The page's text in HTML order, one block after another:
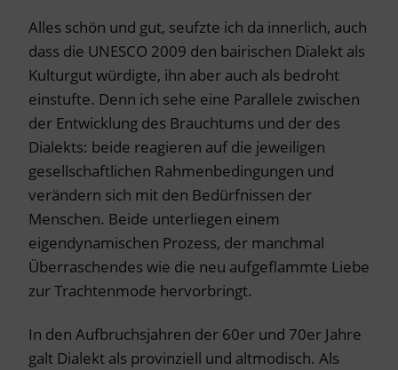
Alles schön und gut, seufzte ich da innerlich, auch
dass die UNESCO 2009 den bairischen Dialekt als
Kulturgut würdigte, ihn aber auch als bedroht
einstufte. Denn ich sehe eine Parallele zwischen
der Entwicklung des Brauchtums und der des
Dialekts: beide reagieren auf die jeweiligen
gesellschaftlichen Rahmenbedingungen und
verändern sich mit den Bedürfnissen der
Menschen. Beide unterliegen einem
eigendynamischen Prozess, der manchmal
Überraschendes wie die neu aufgeflammte Liebe
zur Trachtenmode hervorbringt.
In den Aufbruchsjahren der 60er und 70er Jahre
galt Dialekt als provinziell und altmodisch. Als